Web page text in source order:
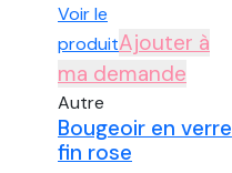
Voir le
produitAjouter à
ma demande
Autre
Bougeoir en verre
fin rose